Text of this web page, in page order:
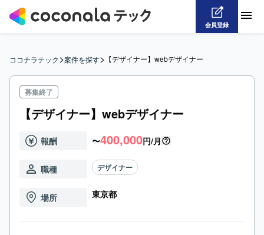
会員登録
ココナラテック>案件を探す> 【デザイナー】webデザイナー
募集終了
【デザイナー】webデザイナー
報酬 〜400,000円/月
職種 デザイナー
場所 東京都